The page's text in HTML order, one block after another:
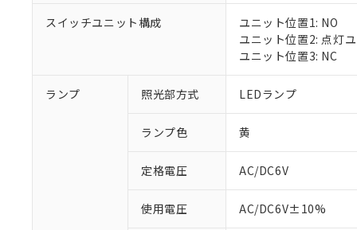
スイッチユニット構成
ユニット位置1: NO
ユニット位置2: 点灯
ユニット位置3: NC
ランプ 照光部方式 LEDランプ
ランプ色 黄
定格電圧 AC/DC6V
使用電圧 AC/DC6V±10%
ご利用条件
以下の条件をお読
※1 対応状況
対応済み：EU
調査・確認中：
非該当品：ライセ
仕入先様の事情に
があります。
「○」：最大均質